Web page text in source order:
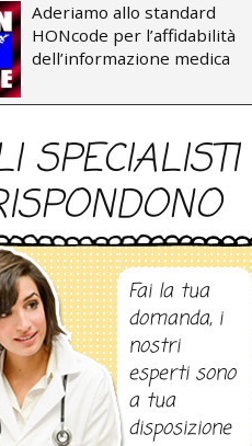
Aderiamo allo standard
HONcode per l’affidabilità
dell’informazione medica
SPECIALISTI
Fai la tua
domanda, i
nostri
esperti sono
a tua
disposizione